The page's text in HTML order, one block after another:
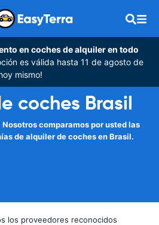
en coches de alquiler en todo
es válida hasta 11 de agosto de
mismo!
coches Brasil
comparamos por usted las
de alquiler de coches en Brasil.
los proveedores reconocidos